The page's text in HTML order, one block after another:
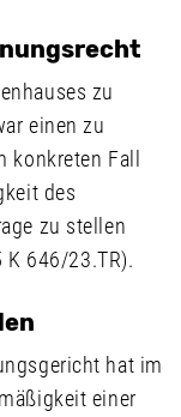
zu
einen zu
Fall
des
zu stellen
K 646/23.TR).
hat im
einer